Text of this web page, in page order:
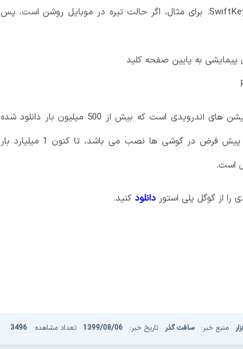
• اضافه شدن تم تطبیقی به نسخه اندرویدی SwiftKey. برای مثال، اگر حالت تیره در موبایل روشن است، پس
به پایین صفحه کلید
SwiftKey مایکروسافت یکی از محبوب ترین اپلیکیشن های اندرویدی است که بیش از 500 میلیون بار دانلود شده
است. به منظور مقایسه، Gboard گوگل که به صورت پیش فرض در گوشی ها نصب می باشد، تا کنون 1 میلیارد بار
دانلودکنید.
منبع خبر: سافت گذر تاریخ خبر: 1399/08/06 تعداد مشاهده: 3496